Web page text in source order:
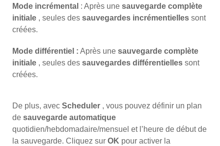
Mode incrémental : Après une sauvegarde complète
initiale , seules des sauvegardes incrémentielles sont
créées.
Mode différentiel : Après une sauvegarde complète
initiale , seules des sauvegardes différentielles sont
créées.
De plus, avec Scheduler , vous pouvez définir un plan
de sauvegarde automatique
quotidien/hebdomadaire/mensuel et l’heure de début de
la sauvegarde. Cliquez sur OK pour activer la